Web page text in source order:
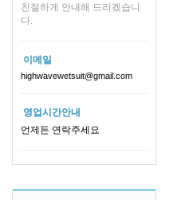
친절하게 안내해 드리겠습니
다.
이메일
highwavewetsuit@gmail.com
영업시간안내
언제든 연락주세요